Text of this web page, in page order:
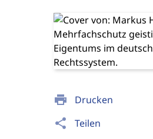
print Drucken
share Teilen